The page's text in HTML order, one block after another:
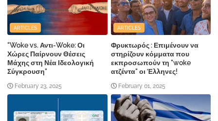
ARTICLES
"Woke vs. Αντι-Woke: Οι
Χώρες Παίρνουν Θέσεις
Μάχης στη Νέα Ιδεολογική
Σύγκρουση"
February 23, 2025
ARTICLES
Φρυκτωρός : Επιμένουν να
στηρίζουν κόμματα που
εκπροσωπούν τη "woke
ατζέντα" οι Έλληνες!
February 01, 2025